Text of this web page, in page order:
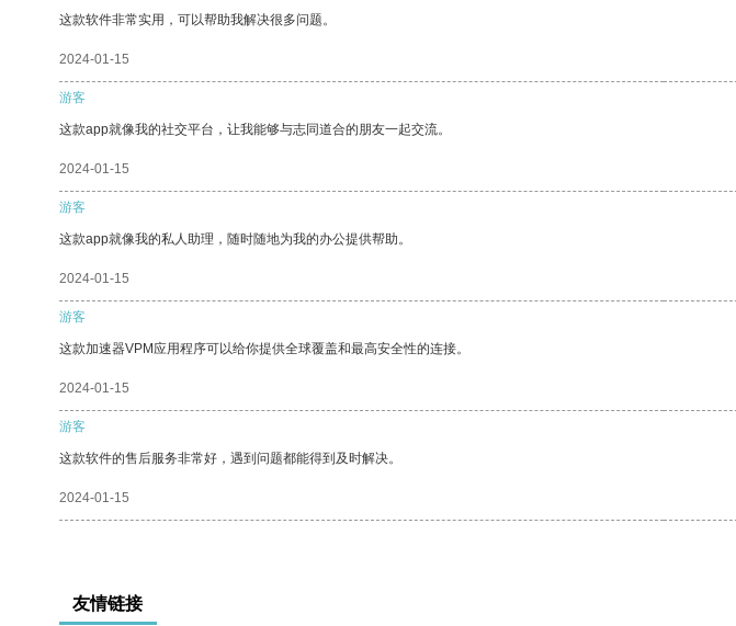
这款软件非常实用，可以帮助我解决很多问题。
2024-01-15
游客
这款app就像我的社交平台，让我能够与志同道合的朋友一起交流。
2024-01-15
游客
这款app就像我的私人助理，随时随地为我的办公提供帮助。
2024-01-15
游客
这款加速器VPM应用程序可以给你提供全球覆盖和最高安全性的连接。
2024-01-15
游客
这款软件的售后服务非常好，遇到问题都能得到及时解决。
2024-01-15
友情链接